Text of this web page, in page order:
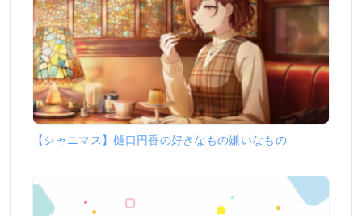
【シャニマス】樋口円香の好きなもの嫌いなもの